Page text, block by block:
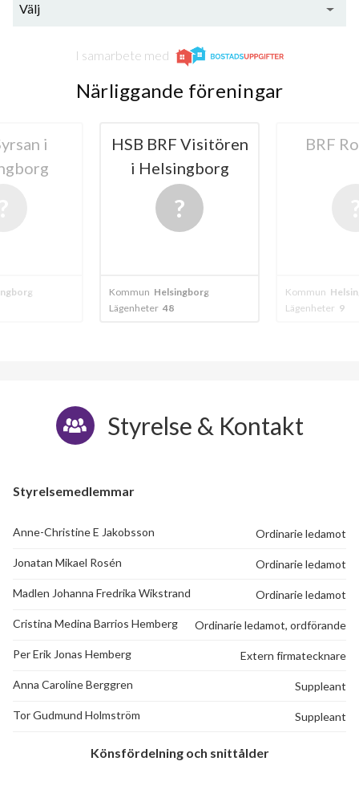
163
Välj
I samarbete med
Närliggande föreningar
BRF Rovan 12
Kommun Helsingborg
Lägenheter 9
Kommun
Lägenheter 40
Styrelse & Kontakt
Styrelsemedlemmar
Anne-Christine E Jakobsson Ordinarie ledamot
Jonatan Mikael Rosén Ordinarie ledamot
Madlen Johanna Fredrika Wikstrand Ordinarie ledamot
Cristina Medina Barrios Hemberg Ordinarie ledamot, ordförande
Per Erik Jonas Hemberg Extern firmatecknare
Anna Caroline Berggren Suppleant
Tor Gudmund Holmström Suppleant
Könsfördelning och snittålder